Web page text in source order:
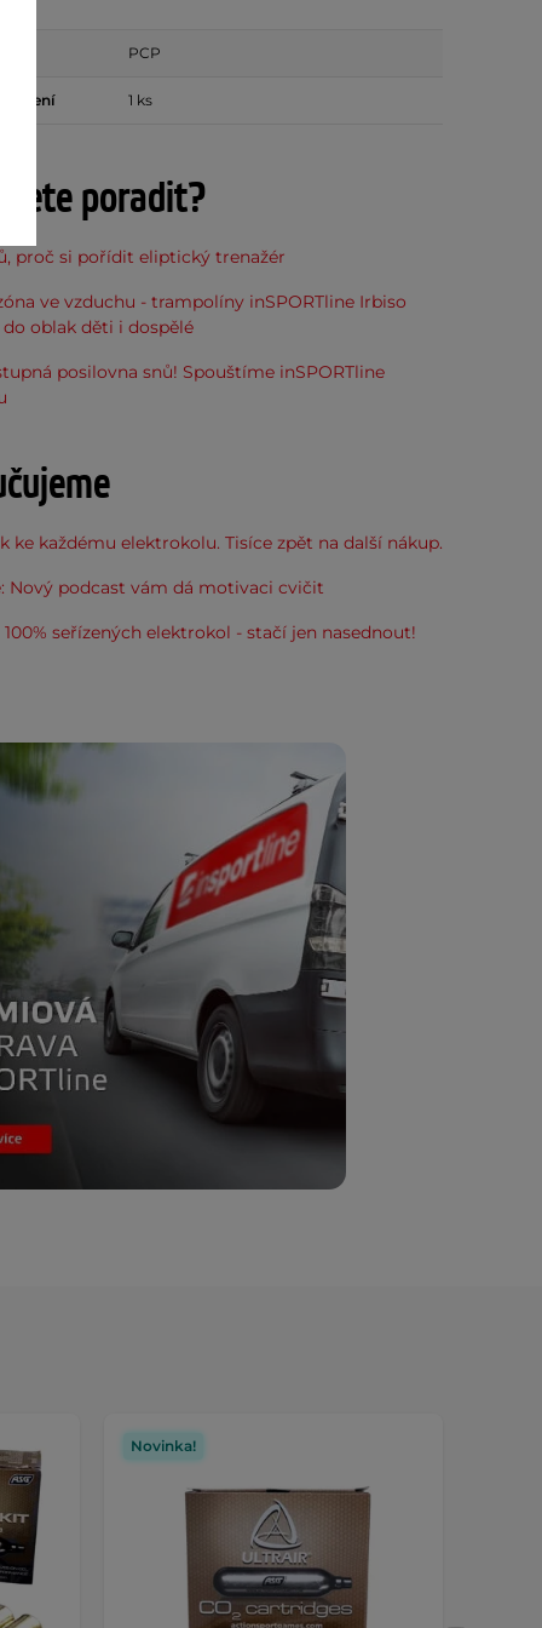
PCP
balení 1 ks
poradit?
proč si pořídit eliptický trenažér
ve vzduchu - trampolíny inSPORTline Irbiso
oblak děti i dospělé
posilovna snů! Spouštíme inSPORTline
ke každému elektrokolu. Tisíce zpět na další nákup.
Nový podcast vám dá motivaci cvičit
100% seřízených elektrokol - stačí jen nasednout!
Novinka!